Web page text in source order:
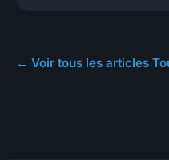
← Voir tous les articles